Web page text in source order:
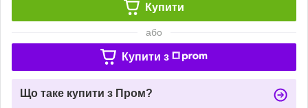
Купити
або
Купити з
Що таке купити з Пром?